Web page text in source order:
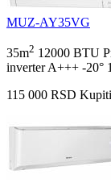
MUZ-AY35VG
35m2 12000 BTU
inverterA+++ -20°
115 000 RSD Kupiti